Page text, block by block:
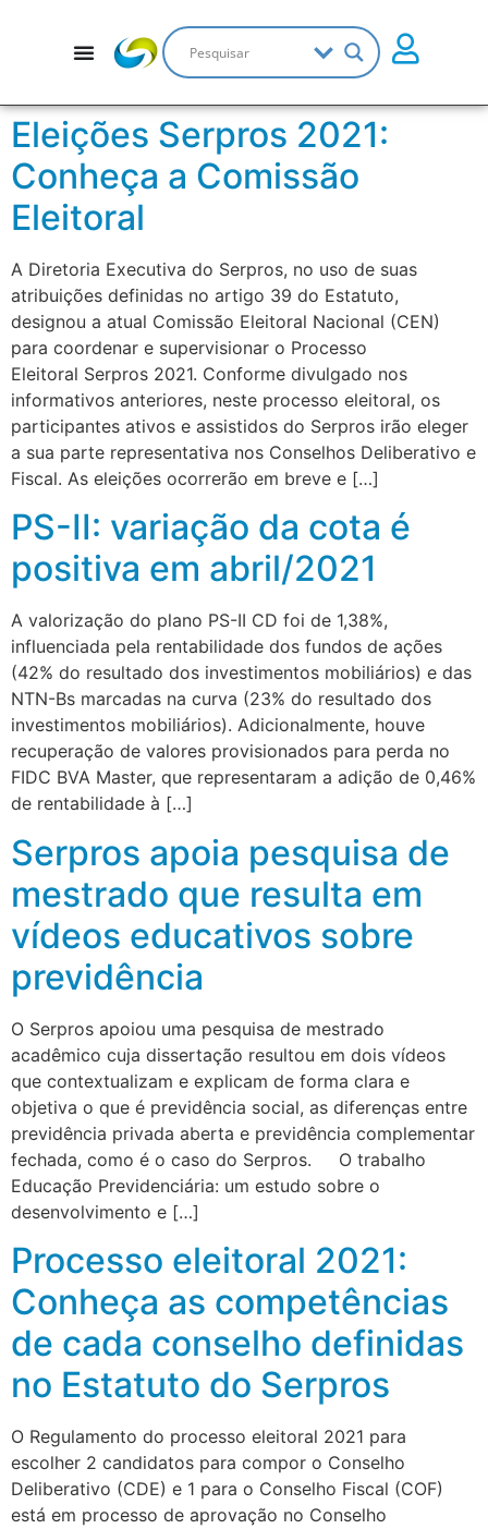
Eleições Serpros 2021:
Conheça a Comissão
Eleitoral
A Diretoria Executiva do Serpros, no uso de suas
atribuições definidas no artigo 39 do Estatuto,
designou a atual Comissão Eleitoral Nacional (CEN)
para coordenar e supervisionar o Processo
Eleitoral Serpros 2021. Conforme divulgado nos
informativos anteriores, neste processo eleitoral, os
participantes ativos e assistidos do Serpros irão eleger
a sua parte representativa nos Conselhos Deliberativo e
Fiscal. As eleições ocorrerão em breve e […]
PS-II: variação da cota é
positiva em abril/2021
A valorização do plano PS-II CD foi de 1,38%,
influenciada pela rentabilidade dos fundos de ações
(42% do resultado dos investimentos mobiliários) e das
NTN-Bs marcadas na curva (23% do resultado dos
investimentos mobiliários). Adicionalmente, houve
recuperação de valores provisionados para perda no
FIDC BVA Master, que representaram a adição de 0,46%
de rentabilidade à […]
Serpros apoia pesquisa de
mestrado que resulta em
vídeos educativos sobre
previdência
O Serpros apoiou uma pesquisa de mestrado
acadêmico cuja dissertação resultou em dois vídeos
que contextualizam e explicam de forma clara e
objetiva o que é previdência social, as diferenças entre
previdência privada aberta e previdência complementar
fechada, como é o caso do Serpros. O trabalho
Educação Previdenciária: um estudo sobre o
desenvolvimento e […]
Processo eleitoral 2021:
Conheça as competências
de cada conselho definidas
no Estatuto do Serpros
O Regulamento do processo eleitoral 2021 para
escolher 2 candidatos para compor o Conselho
Deliberativo (CDE) e 1 para o Conselho Fiscal (COF)
está em processo de aprovação no Conselho